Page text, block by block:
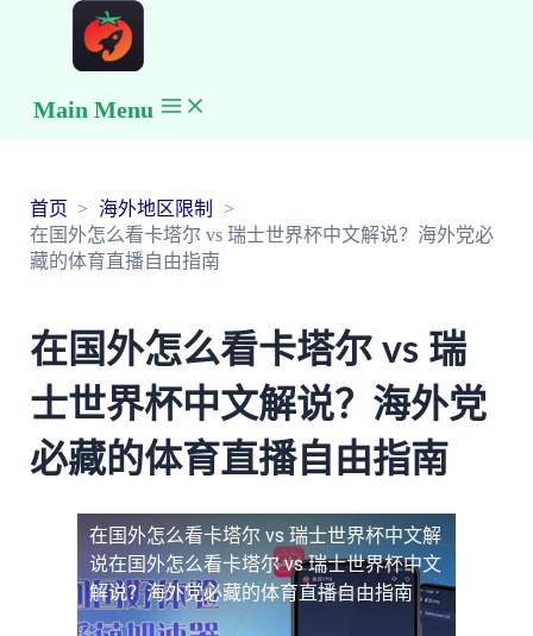
Main Menu
首页
海外地区限制
在国外怎么看卡塔尔 vs 瑞士世界杯中文解说？海外党必
藏的体育直播自由指南
在国外怎么看卡塔尔 vs 瑞
士世界杯中文解说？海外党
必藏的体育直播自由指南
在国外怎么看卡塔尔 vs 瑞士世界杯中文解
说在国外怎么看卡塔尔 vs 瑞士世界杯中文
解说？海外党必藏的体育直播自由指南